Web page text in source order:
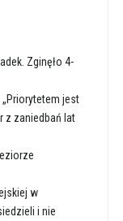
Zginęło 4-
jest
z zaniedbań lat
w
i nie